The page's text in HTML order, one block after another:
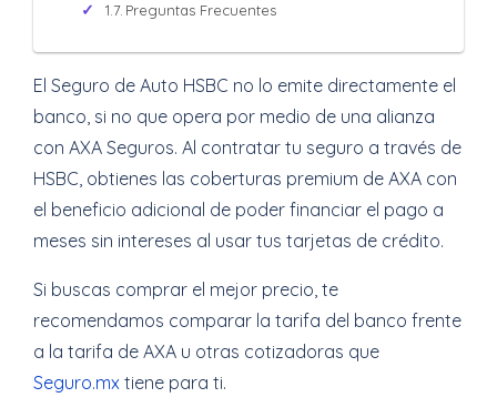
Preguntas Frecuentes
El Seguro de Auto HSBC no lo emite directamente el
banco, si no que opera por medio de una alianza
con AXA Seguros. Al contratar tu seguro a través de
HSBC, obtienes las coberturas premium de AXA con
el beneficio adicional de poder financiar el pago a
meses sin intereses al usar tus tarjetas de crédito.
Si buscas comprar el mejor precio, te
recomendamos comparar la tarifa del banco frente
a la tarifa de AXA u otras cotizadoras que
Seguro.mx tiene para ti.